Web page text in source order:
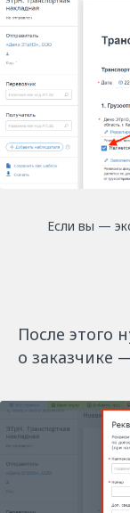
Если вы —
После этого
о заказчике